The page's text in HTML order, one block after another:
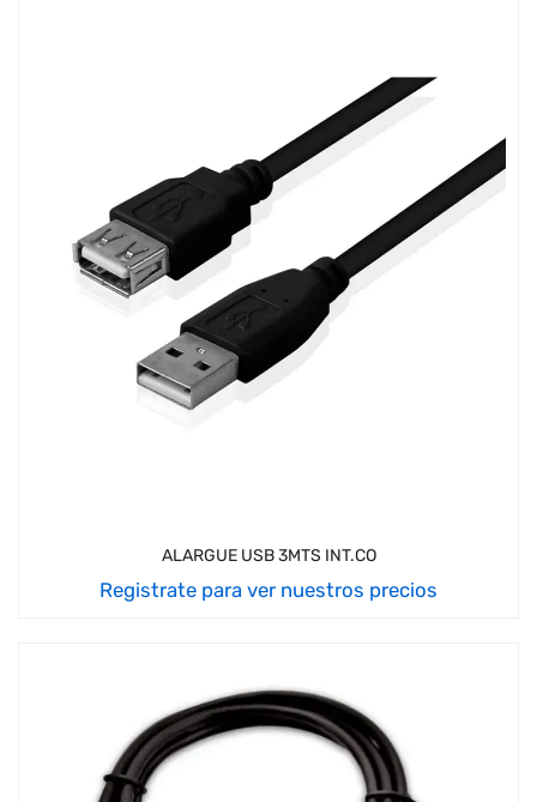
ALARGUE USB 3MTS INT.CO
Registrate para ver nuestros precios